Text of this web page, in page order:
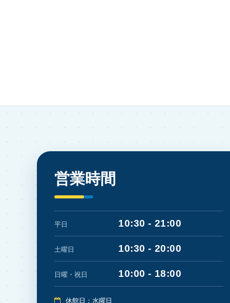
営業時間
平日 10:30 - 21:00
土曜日 10:30 - 20:00
日曜・祝日 10:00 - 18:00
休館日：水曜日